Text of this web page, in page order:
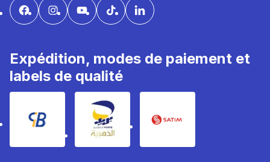
Expédition, modes de paiement et
labels de qualité